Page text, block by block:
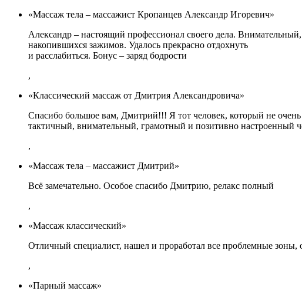
«Массаж тела – массажист Кропанцев Александр Игоревич»
Александр – настоящий профессионал своего дела.
накопившихся зажимов. Удалось прекрасно отдохнуть
и расслабиться. Бонус – заряд бодрости
,
«Классический массаж от Дмитрия Александровича»
Спасибо большое вам, Дмитрий!!! Я тот человек, который не
тактичный, внимательный, грамотный и позитивно настроенный
,
«Массаж тела – массажист Дмитрий»
Всё замечательно. Особое спасибо Дмитрию, релакс полный
,
«Массаж классический»
Отличный специалист, нашел и проработал все проблемные зоны,
,
«Парный массаж»